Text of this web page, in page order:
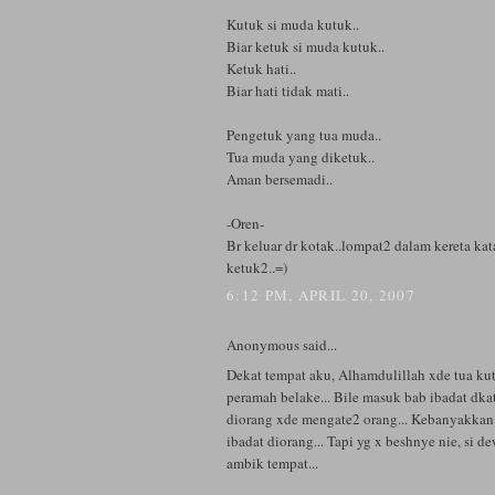
Kutuk si muda kutuk..
Biar ketuk si muda kutuk..
Ketuk hati..
Biar hati tidak mati..
Pengetuk yang tua muda..
Tua muda yang diketuk..
Aman bersemadi..
-Oren-
Br keluar dr kotak..lompat2 dalam kereta
ketuk2..=)
6:12 PM, APRIL 20, 2007
Anonymous said...
Dekat tempat aku, Alhamdulillah xde tua
peramah belake... Bile masuk bab ibadat
diorang xde mengate2 orang...
ibadat diorang... Tapi yg x beshnye nie, si
ambik tempat...